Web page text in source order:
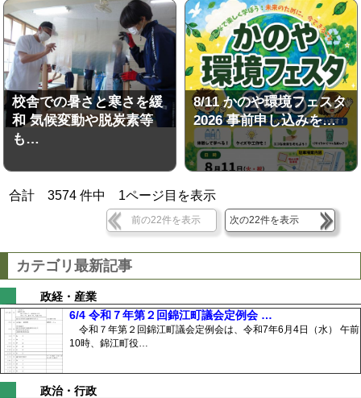
校舎での暑さと寒さを緩
和 気候変動や脱炭素等
も…
8/11 かのや環境フェスタ
2026 事前申し込みを…
合計3574 件中 1ページ目を表示
前の22件を表示 次の22件を表示
カテゴリ最新記事
政経・産業
6/4 令和７年第２回錦江町議会定例会 …
令和７年第２回錦江町議会定例会は、令和7年6月4日（水） 午前
10時、錦江町役…
政治・行政